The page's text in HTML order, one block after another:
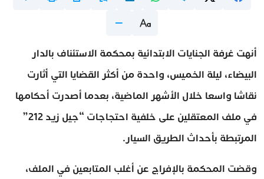
أنهت غرفة الجنايات الابتدائية بمحكمة الاستئناف بالدار
البيضاء، ليلة الخميس، واحدة من أكثر القضايا التي أثارت
نقاشا واسعا خلال الأشهر الماضية، بعدما أصدرت أحكامها
في ملف المعتقلين على خلفية احتجاجات “جيل زيد 212”
المرتبطة بأحداث الطريق السيار.
وقضت المحكمة بالإفراج عن أغلب المتابعين في الملف،